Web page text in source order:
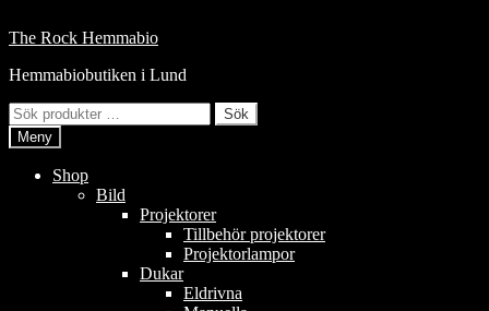
till
Hoppa
navigering
Hoppa
innehåll
The Rock Hemmabio
Hemmabiobutiken i Lund
Sök
efter:
Sök
Meny
Shop
Bild
Projektorer
Tillbehör projektorer
Projektorlampor
Dukar
Eldrivna